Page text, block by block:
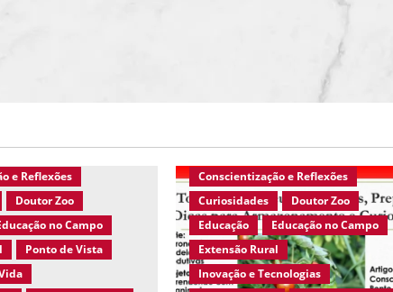
e Reflexões
Doutor Zoo
no Campo
Ponto de Vista
Ambiente em Foco
Ativismo
Ciências Agrárias
Conscientização e Reflexões
Curiosidades
Doutor Zoo
Educação
Educação no Campo
Extensão Rural
Inovação e Tecnologias